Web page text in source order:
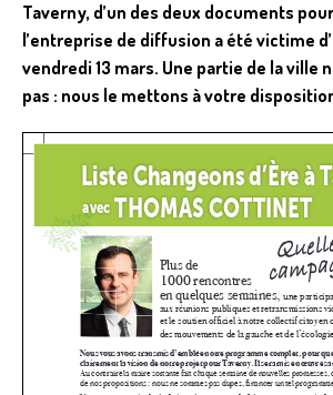
Taverny, d’un des deux documents
l’entreprise de diffusion a été victime
vendredi 13 mars. Une partie de la ville
pas : nous le mettons à votre